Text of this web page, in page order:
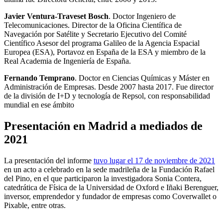
Javier Ventura-Traveset Bosch. Doctor Ingeniero de
Telecomunicaciones. Director de la Oficina Científica de
Navegación por Satélite y Secretario Ejecutivo del Comité
Científico Asesor del programa Galileo de la Agencia Espacial
Europea (ESA), Portavoz en España de la ESA y miembro de la
Real Academia de Ingeniería de España.
Fernando Temprano. Doctor en Ciencias Químicas y Máster en
Administración de Empresas. Desde 2007 hasta 2017. Fue director
de la división de I+D y tecnología de Repsol, con responsabilidad
mundial en ese ámbito
Presentación en Madrid a mediados de
2021
La presentación del informe tuvo lugar el 17 de noviembre de 2021
en un acto a celebrado en la sede madrileña de la Fundación Rafael
del Pino, en el que participaron la investigadora Sonia Contera,
catedrática de Física de la Universidad de Oxford e Iñaki Berenguer,
inversor, emprendedor y fundador de empresas como Coverwallet o
Pixable, entre otras.